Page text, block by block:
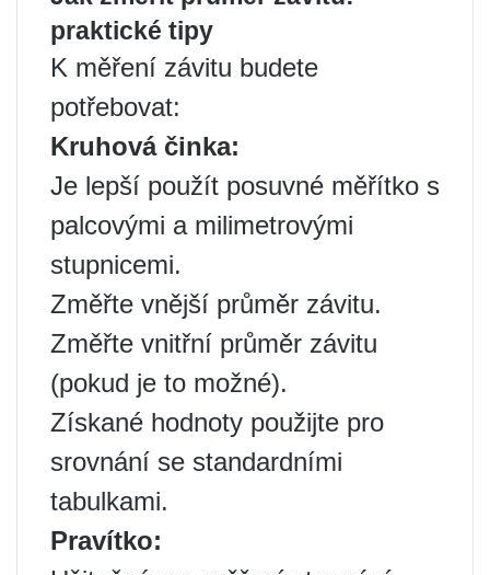
praktické tipy
K měření závitu budete
potřebovat:
Kruhová činka:
Je lepší použít posuvné měřítko s
palcovými a milimetrovými
stupnicemi.
Změřte vnější průměr závitu.
Změřte vnitřní průměr závitu
(pokud je to možné).
Získané hodnoty použijte pro
srovnání se standardními
tabulkami.
Pravítko: